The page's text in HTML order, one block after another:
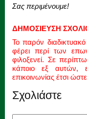
Σας περιμένουμε!
ΔΗΜΟΣΙΕΥΣΗ
Το παρόν
φέρει περί των
φιλοξενεί. Σε
κάποιο εξ αυτών,
επικοινωνίας έτσι
Σχολιάστε